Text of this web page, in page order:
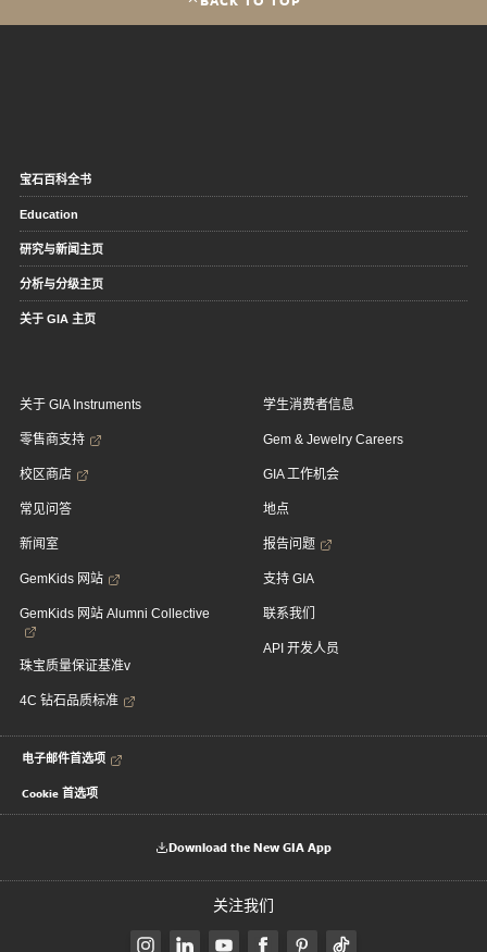
宝石百科全书
Education
研究与新闻主页
分析与分级主页
关于 GIA 主页
关于 GIA Instruments
零售商支持
校区商店
常见问答
新闻室
GemKids 网站
GemKids 网站 Alumni Collective
珠宝质量保证基准v
4C 钻石品质标准
学生消费者信息
Gem & Jewelry Careers
GIA 工作机会
地点
报告问题
支持 GIA
联系我们
API 开发人员
电子邮件首选项
Cookie 首选项
Download the New GIA App
关注我们